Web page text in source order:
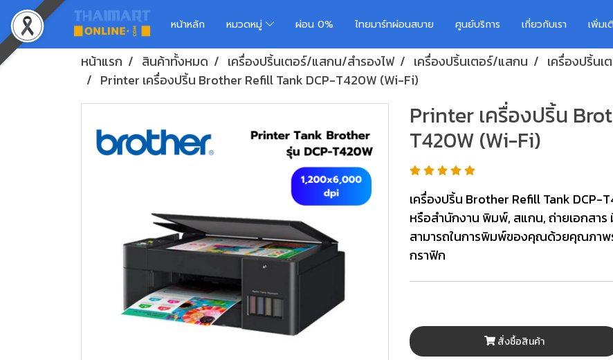
หน้าหลัก หมวดหมู่ ผ่อน 0% ไทยมาร์ทผ่อนสบาย ศูนย์บริการ เกี่ยวกับเรา เพิ่มเ
หน้าแรก สินค้าทั้งหมด เครื่องปริ้นเตอร์/แสกน/สำรองไฟ เครื่องปริ้นเตอร์/แสกน
เครื่องปริ้นเ
Printer เครื่องปริ้น Brother Refill Tank DCP-T420W (Wi-Fi)
Printer เครื่องปริ้น
T420W (Wi-Fi)
เครื่องปริ้น Brother Refill Tank DCP-
หรือสำนักงาน พิมพ์, สแกน, ถ่ายเอกสา
สามารถในการพิมพ์ของคุณด้วยคุณภาพ
กราฟิก
สั่งซื้อสินค้า